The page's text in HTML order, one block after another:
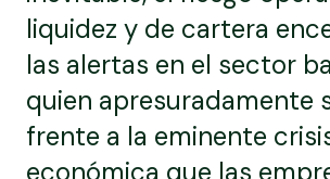
liquidez y de cartera
las alertas en el sector
quien apresuradamente
frente a la eminente
económica que las